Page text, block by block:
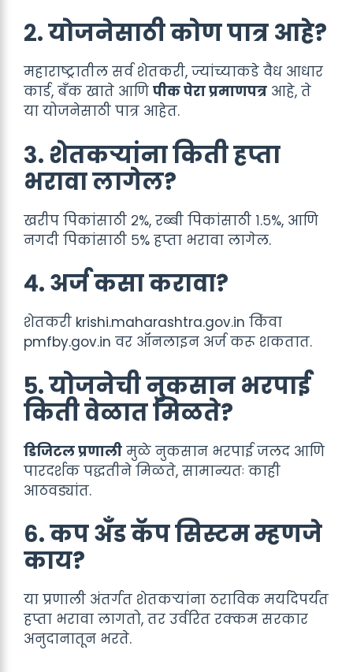
२. योजनेसाठी कोण पात्र आहे?
महाराष्ट्रातील सर्व शेतकरी, ज्यांच्याकडे वैध आधार
कार्ड, बँक खाते आणि पीक पेरा प्रमाणपत्र आहे, ते
या योजनेसाठी पात्र आहेत.
३. शेतकऱ्यांना किती हप्ता
भरावा लागेल?
खरीप पिकांसाठी २%, रब्बी पिकांसाठी १.५%, आणि
नगदी पिकांसाठी ५% हप्ता भरावा लागेल.
४. अर्ज कसा करावा?
शेतकरी krishi.maharashtra.gov.in किंवा
pmfby.gov.in वर ऑनलाइन अर्ज करू शकतात.
५. योजनेची नुकसान भरपाई
किती वेळात मिळते?
डिजिटल प्रणाली मुळे नुकसान भरपाई जलद आणि
पारदर्शक पद्धतीने मिळते, सामान्यतः काही
आठवड्यांत.
६. कप अँड कॅप सिस्टम म्हणजे
काय?
या प्रणाली अंतर्गत शेतकऱ्यांना ठराविक मर्यादेपर्यंत
हप्ता भरावा लागतो, तर उर्वरित रक्कम सरकार
अनुदानातून भरते.